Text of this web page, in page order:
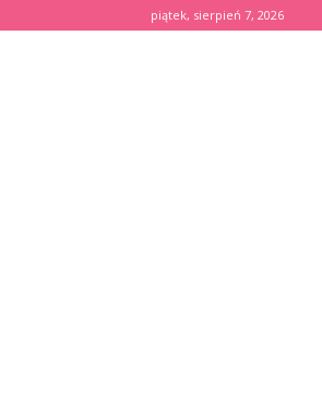
piątek, sierpień 7, 2026